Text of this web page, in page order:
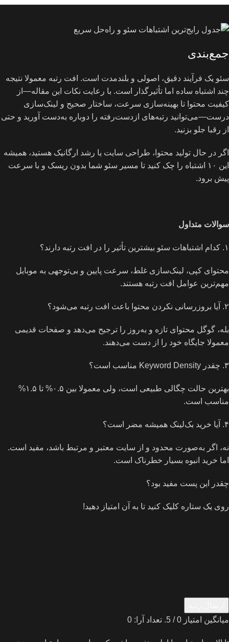
جمع‌بندی
سئو یک فرآیند دقیق، اصولی و بلندمدت است. افت رتبه معمولا نتیجه
چند اشتباه ساده اما تأثیرگذار است. با رعایت نکات این مقاله—از
کیفیت محتوا تا بهینه‌سازی سرعت، ساختار صحیح و لینک‌سازی
درست—می‌توانید رتبه‌های ازدست‌رفته را دوباره به‌دست آورید و حتی
از رقبا جلو بزنید.
اگر در حال تولید محتوا، طراحی سایت یا رشد ارگانیک هستید، همیشه
این ۱۰ اشتباه را چک کنید تا مسیر سئو شما بدون ریسک و با سرعت
پیش برود.
سوالات متداول
۱. کدام اشتباهات سئو بیشترین تأثیر را در افت رتبه دارند؟
محتوای کپی، لینک‌سازی غلط، سرعت پایین و بی‌توجهی به موبایل
مهم‌ترین عوامل افت رتبه هستند.
۲. آیا بروزرسانی نکردن محتوا باعث افت رتبه می‌شود؟
بله، گوگل محتوای تازه و به‌روز را ترجیح می‌دهد و صفحات قدیمی
معمولا جایگاه خود را از دست می‌دهند.
۳. چقدر Keyword Density مناسب است؟
بهترین حالت چگالی طبیعی است، ولی معمولا بین ۰.۵% تا ۱.۵%
مناسب است.
۴. آیا خرید بک‌لینک همیشه مضر است؟
نه، اگر به‌صورت محدود و از سایت معتبر و مرتبط باشد، مفید است.
اما خرید انبوه بسیار خطرناک است.
چقدر این پست مفید بود؟
روی یک ستاره کلیک کنید تا به آن امتیاز دهید!
میانگین امتیاز 0/ 5. تعداد آرا: 0